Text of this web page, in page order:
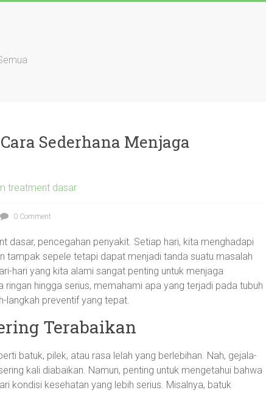
Sederhana Menjaga
treatment dasar
0 Comment
dasar, pencegahan penyakit. Setiap hari, kita menghadapi
tampak sepele tetapi dapat menjadi tanda suatu masalah
hari yang kita alami sangat penting untuk menjaga
hingga serius, memahami apa yang terjadi pada tubuh
langkah preventif yang tepat.
Terabaikan
batuk, pilek, atau rasa lelah yang berlebihan. Nah, gejala-
kali diabaikan. Namun, penting untuk mengetahui bahwa
kondisi kesehatan yang lebih serius. Misalnya, batuk